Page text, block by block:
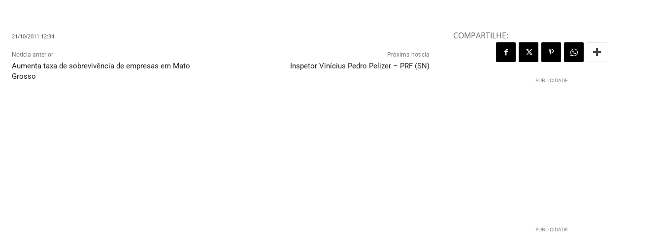
21/10/2011 12:34
Notícia anterior
Aumenta taxa de sobrevivência de empresas em Mato
Grosso
Próxima notícia
Inspetor Vinícius Pedro Pelizer – PRF (SN)
COMPARTILHE:
PUBLICIDADE
PUBLICIDADE